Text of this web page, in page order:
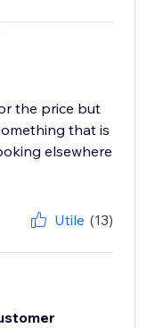
the price but
that is
elsewhere
Utile (13)